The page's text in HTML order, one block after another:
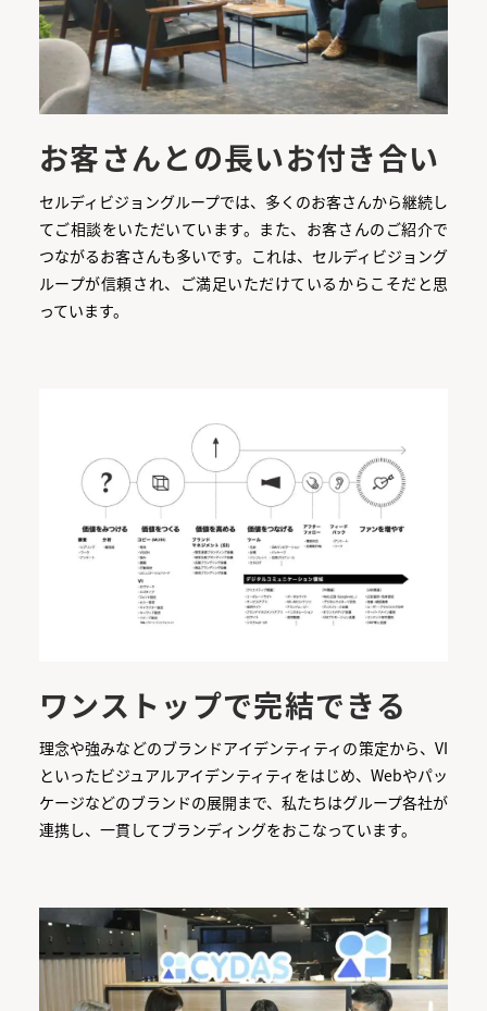
お客さんとの長いお付き合い
セルディビジョングループでは、多くのお客さんから継続し
てご相談をいただいています。また、お客さんのご紹介で
つながるお客さんも多いです。これは、セルディビジョング
ループが信頼され、ご満足いただけているからこそだと思
っています。
ワンストップで完結できる
理念や強みなどのブランドアイデンティティの策定から、VI
といったビジュアルアイデンティティをはじめ、Webやパッ
ケージなどのブランドの展開まで、私たちはグループ各社が
連携し、一貫してブランディングをおこなっています。